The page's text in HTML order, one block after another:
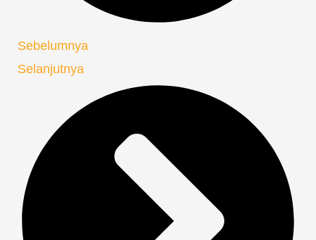
Sebelumnya
Selanjutnya